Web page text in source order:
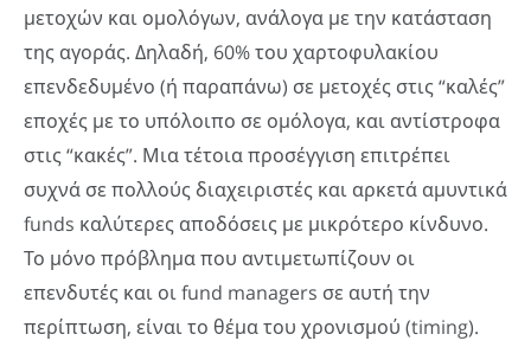
μετοχών και ομολόγων, ανάλογα με την κατάσταση
της αγοράς. Δηλαδή, 60% του χαρτοφυλακίου
επενδεδυμένο (ή παραπάνω) σε μετοχές στις “καλές”
εποχές με το υπόλοιπο σε ομόλογα, και αντίστροφα
στις “κακές”. Μια τέτοια προσέγγιση επιτρέπει
συχνά σε πολλούς διαχειριστές και αρκετά αμυντικά
funds καλύτερες αποδόσεις με μικρότερο κίνδυνο.
Το μόνο πρόβλημα που αντιμετωπίζουν οι
επενδυτές και οι fund managers σε αυτή την
περίπτωση, είναι το θέμα του χρονισμού (timing).